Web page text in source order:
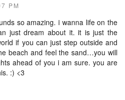
PM
so amazing. i wanna life on the
just dream about it. it is just the
if you can just step outside and
beach and feel the sand…you will
ahead of you i am sure. you are
:) <3